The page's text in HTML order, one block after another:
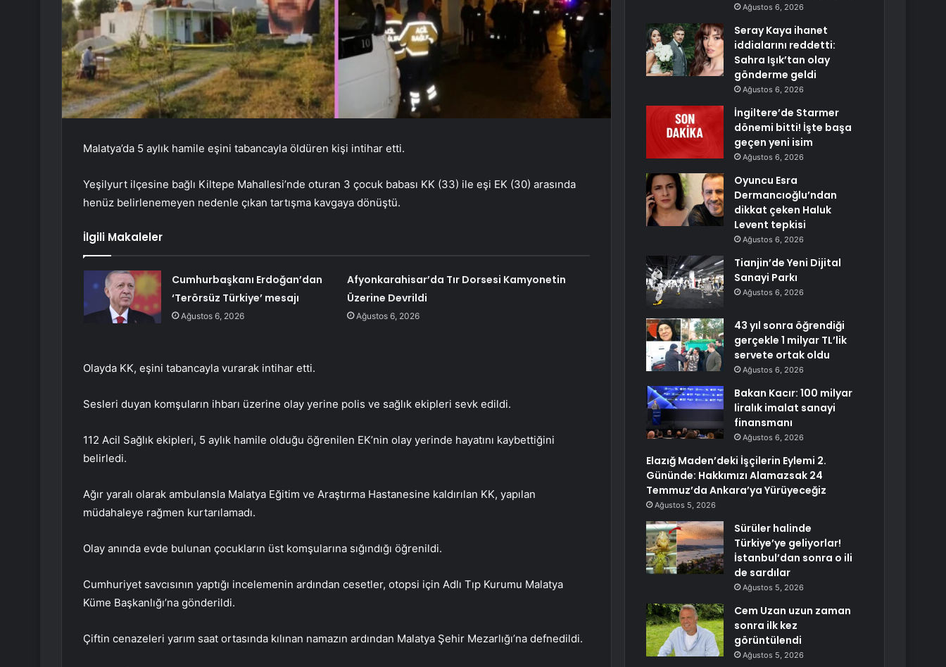
Malatya’da 5 aylık hamile eşini tabancayla öldüren kişi intihar etti.
Yeşilyurt ilçesine bağlı Kiltepe Mahallesi’nde oturan 3 çocuk babası KK (33) ile eşi EK (30) arasında
henüz belirlenemeyen nedenle çıkan tartışma kavgaya dönüştü.
İlgili Makaleler
Cumhurbaşkanı Erdoğan’dan
‘Terörsüz Türkiye’ mesajı
Ağustos 6, 2026
Afyonkarahisar’da Tır Dorsesi Kamyonetin
Üzerine Devrildi
Ağustos 6, 2026
Olayda KK, eşini tabancayla vurarak intihar etti.
Sesleri duyan komşuların ihbarı üzerine olay yerine polis ve sağlık ekipleri sevk edildi.
112 Acil Sağlık ekipleri, 5 aylık hamile olduğu öğrenilen EK’nin olay yerinde hayatını kaybettiğini
belirledi.
Ağır yaralı olarak ambulansla Malatya Eğitim ve Araştırma Hastanesine kaldırılan KK, yapılan
müdahaleye rağmen kurtarılamadı.
Olay anında evde bulunan çocukların üst komşularına sığındığı öğrenildi.
Cumhuriyet savcısının yaptığı incelemenin ardından cesetler, otopsi için Adlı Tıp Kurumu Malatya
Küme Başkanlığı’na gönderildi.
Çiftin cenazeleri yarım saat ortasında kılınan namazın ardından Malatya Şehir Mezarlığı’na defnedildi.
Ağustos 6, 2026
Seray Kaya ihanet
iddialarını reddetti:
Sahra Işık’tan olay
gönderme geldi
Ağustos 6, 2026
İngiltere’de Starmer
dönemi bitti! İşte başa
geçen yeni isim
Ağustos 6, 2026
Oyuncu Esra
Dermancıoğlu’ndan
dikkat çeken Haluk
Levent tepkisi
Ağustos 6, 2026
Tianjin’de Yeni Dijital
Sanayi Parkı
Ağustos 6, 2026
43 yıl sonra öğrendiği
gerçekle 1 milyar TL’lik
servete ortak oldu
Ağustos 6, 2026
Bakan Kacır: 100 milyar
liralık imalat sanayi
finansmanı
Ağustos 6, 2026
Elazığ Maden’deki İşçilerin Eylemi 2.
Gününde: Hakkımızı Alamazsak 24
Temmuz’da Ankara’ya Yürüyeceğiz
Ağustos 5, 2026
Sürüler halinde
Türkiye’ye geliyorlar!
İstanbul’dan sonra o ili
de sardılar
Ağustos 5, 2026
Cem Uzan uzun zaman
sonra ilk kez
görüntülendi
Ağustos 5, 2026